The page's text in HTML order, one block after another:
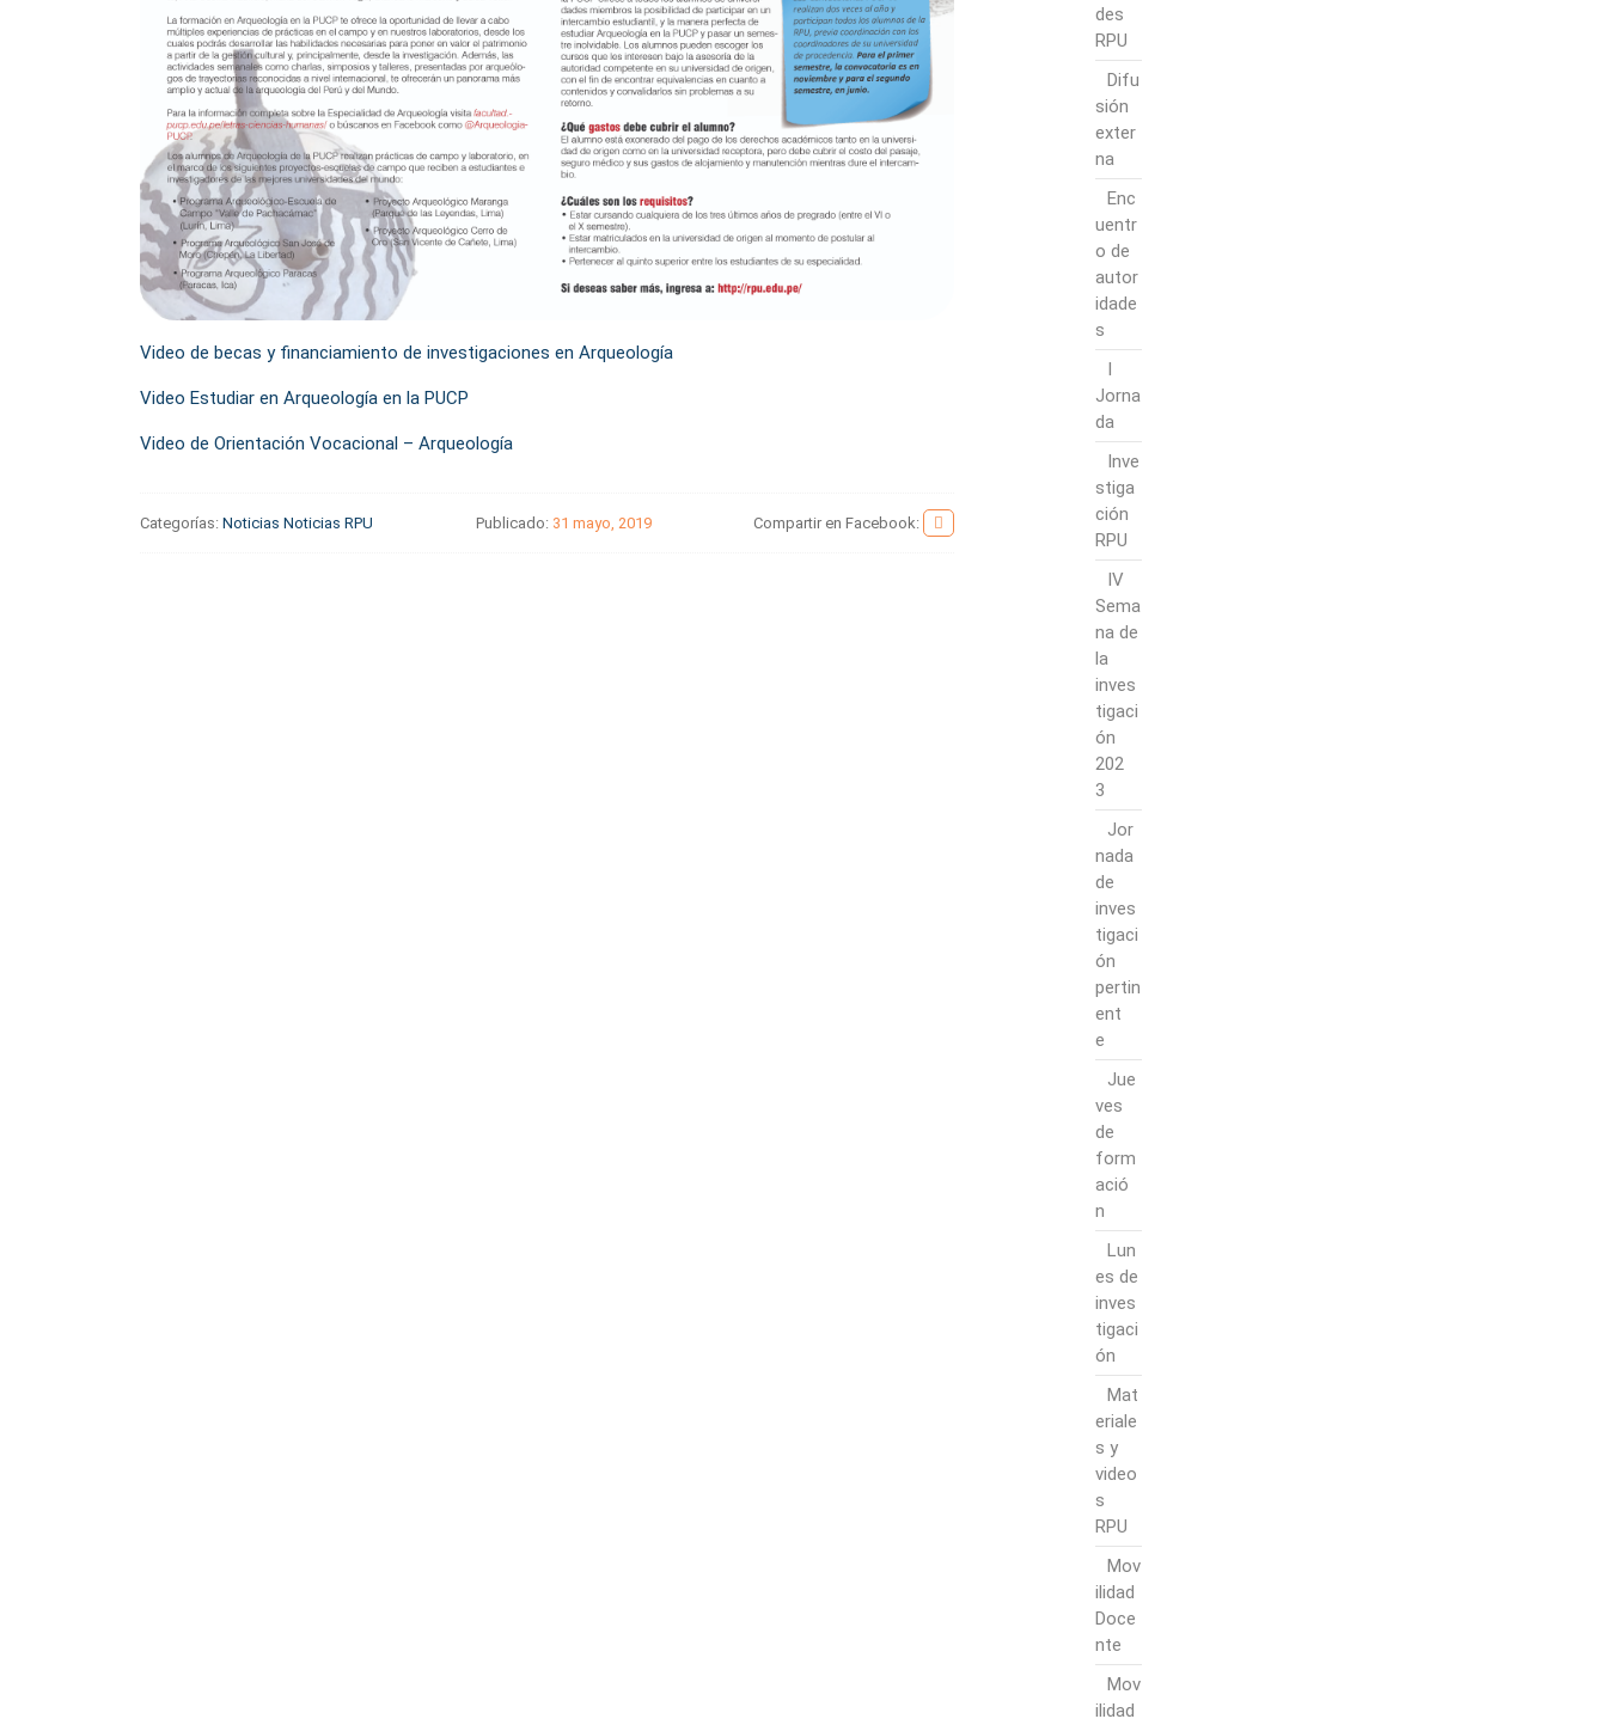
Video de becas y financiamiento de investigaciones en Arqueología
Video Estudiar en Arqueología en la PUCP
Video de Orientación Vocacional – Arqueología
Categorías: Noticias Noticias RPU Publicado: 31 mayo, 2019 Compartir en Facebook:
des
RPU
Difu
sión
exter
na
Enc
uentr
o de
autor
idade
s
I
Jorna
da
Inve
stiga
ción
RPU
IV
Sema
na de
la
inves
tigaci
ón
202
3
Jor
nada
de
inves
tigaci
ón
pertin
ent
e
Jue
ves
de
form
ació
n
Lun
es de
inves
tigaci
ón
Mat
eriale
s y
video
s
RPU
Mov
ilidad
Doce
nte
Mov
ilidad